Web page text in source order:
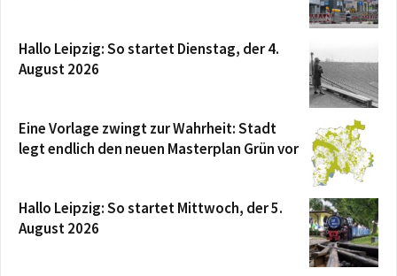
Hallo Leipzig: So startet Dienstag, der 4.
August 2026
Eine Vorlage zwingt zur Wahrheit: Stadt
legt endlich den neuen Masterplan Grün vor
Hallo Leipzig: So startet Mittwoch, der 5.
August 2026